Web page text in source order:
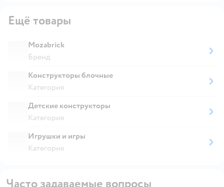
Ещё товары
Mozabrick
Бренд
Конструкторы блочные
Категория
Детские конструкторы
Категория
Игрушки и игры
Категория
Часто задаваемые вопросы